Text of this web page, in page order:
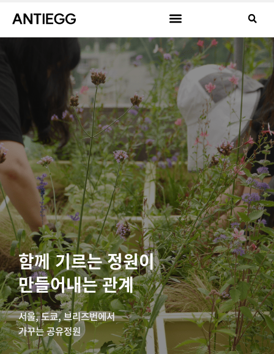
함께 기르는 정원이
만들어내는 관계
서울, 도쿄, 브리즈번에서
가꾸는 공유정원